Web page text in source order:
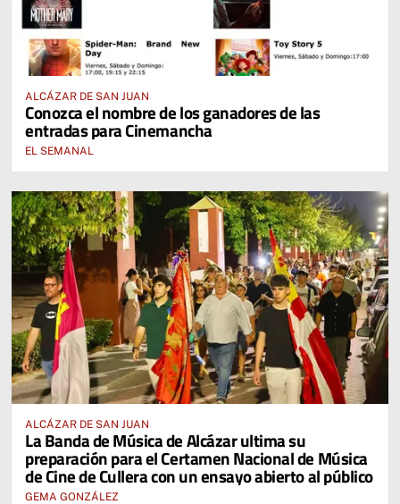
ALCÁZAR DE SAN JUAN
Conozca el nombre de los ganadores de las
entradas para Cinemancha
EL SEMANAL
ALCÁZAR DE SAN JUAN
La Banda de Música de Alcázar ultima su
preparación para el Certamen Nacional de Música
de Cine de Cullera con un ensayo abierto al público
GEMA GONZÁLEZ